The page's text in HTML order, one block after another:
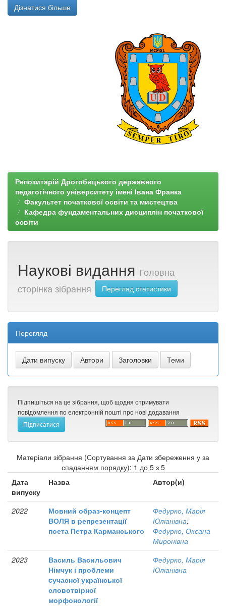
Дізнатися більше
Репозитарій Дрогобицького державного
педагогічного університету імені Івана Франка
Факультет початкової освіти та мистецтва
Кафедра фундаментальних дисциплін початкової
освіти
Наукові видання Головна
сторінка зібрання
Перегляд статистики
Перегляд
Підпишіться на це зібрання, щоб щодня отримувати
повідомлення по електронній пошті про нові додавання
Матеріали зібрання (Сортування за Дати збереження у за
спаданням порядку): 1 до 5 з 5
Дата
випуску
Назва Автор(и)
2022
Мовний образ-концепт
ВОЛЯ в репрезентації
поета Петра Карманського
Федурко, Марія
Юліанівна;
Федурко, Оксана
Миронівна
2023
Василь Васильович
Німчук і проблеми
cучасної української
словотвірної
морфонології
Федурко, Марія
Юліанівна